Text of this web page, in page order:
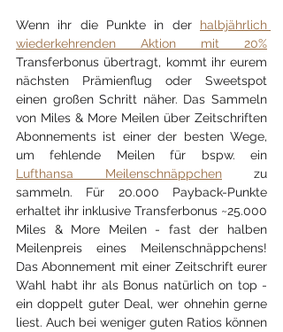
Wenn ihr die Punkte in der halbjährlich
wiederkehrenden Aktion mit 20%
Transferbonus übertragt, kommt ihr eurem
nächsten Prämienflug oder Sweetspot
einen großen Schritt näher. Das Sammeln
von Miles & More Meilen über Zeitschriften
Abonnements ist einer der besten Wege,
Lufthansa Meilenschnäppchen zu
sammeln. Für 20.000 Payback-Punkte
erhaltet ihr inklusive Transferbonus ~25.000
Miles & More Meilen - fast der halben
Meilenpreis eines Meilenschnäppchens!
Das Abonnement mit einer Zeitschrift eurer
Wahl habt ihr als Bonus natürlich on top -
ein doppelt guter Deal, wer ohnehin gerne
liest. Auch bei weniger guten Ratios können